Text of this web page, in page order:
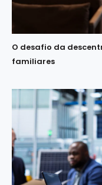
O desafio da
familiares